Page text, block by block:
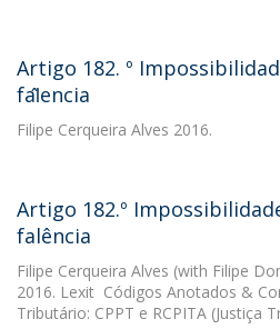
Artigo 182. º
fal̂encia
Filipe Cerqueira Alves 2016.
Artigo 182.º
falência
Filipe Cerqueira Alves (with Filipe
2016. Lexit  Códigos Anotados &
Tributário: CPPT e RCPITA (Justiça